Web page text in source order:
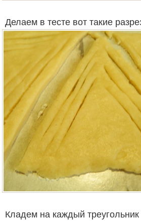
Делаем в тесте вот такие
Кладем на каждый треугольник